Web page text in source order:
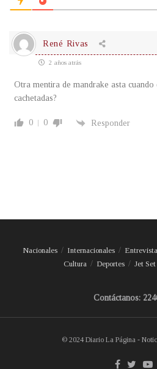
René Rivas
2 años atrás
Otra mentira de mandrake asta
cachetadas?
0 0 Responder
Nacionales Internacionales
Cultura
Deportes Jet Set
Contáctanos:
© 2024 Diario La Página -